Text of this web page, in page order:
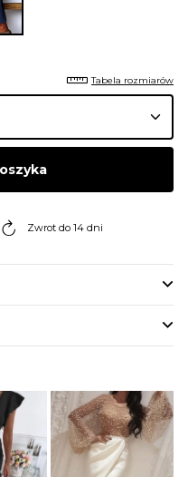
Tabela rozmiarów
Zwrot do 14 dni